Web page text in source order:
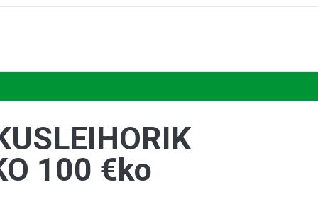
100 €ko